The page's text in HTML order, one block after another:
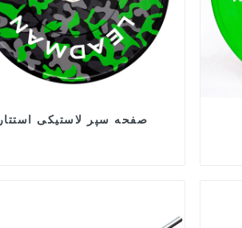
صفحه سپر لاستیکی استتار